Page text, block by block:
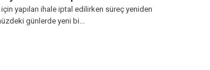
için yapılan ihale iptal edilirken süreç yeniden
günlerde yeni bi...